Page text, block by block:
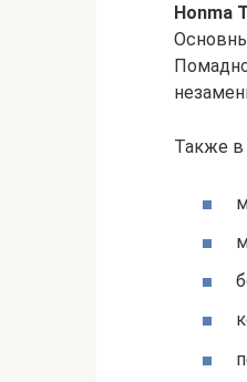
Honma
Также в